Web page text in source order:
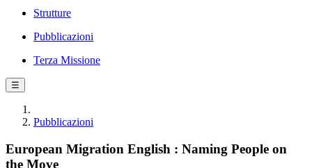
Strutture
Pubblicazioni
Terza Missione
☰
Pubblicazioni
European Migration English : Naming People on
the Move